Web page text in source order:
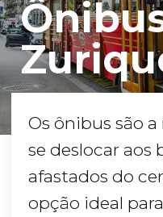
Os ônibus são
se deslocar aos
afastados do
opção ideal para